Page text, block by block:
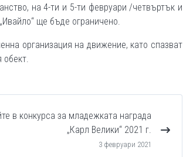
на 4-ти и 5-ти февруари /четвъртък и
ще бъде ограничено.
организация на движение, като спазват
обект.
в конкурса за младежката награда
„Карл Велики“ 2021 г.
3 февруари 2021